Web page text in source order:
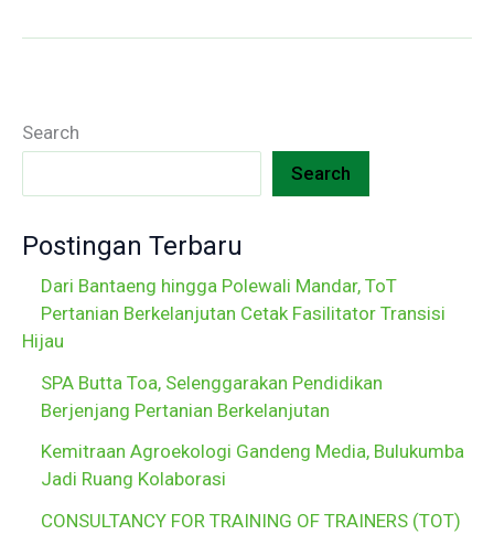
Search
Search
Postingan Terbaru
Dari Bantaeng hingga Polewali Mandar, ToT
Pertanian Berkelanjutan Cetak Fasilitator Transisi
Hijau
SPA Butta Toa, Selenggarakan Pendidikan
Berjenjang Pertanian Berkelanjutan
Kemitraan Agroekologi Gandeng Media, Bulukumba
Jadi Ruang Kolaborasi
CONSULTANCY FOR TRAINING OF TRAINERS (TOT)